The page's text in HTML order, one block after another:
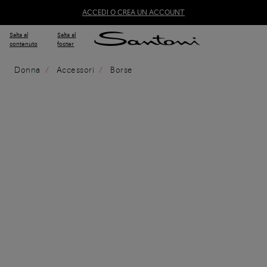
ACCEDI O CREA UN ACCOUNT
Salta al
contenuto
Salta al
footer
Donna Accessori Borse